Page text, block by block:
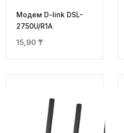
Модем D-link DSL-
2750U/R1A
15,90 ₸